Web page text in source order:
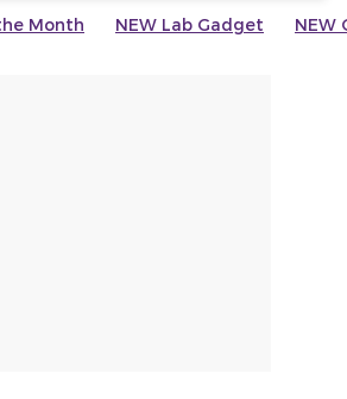
Month NEW Lab Gadget NEW